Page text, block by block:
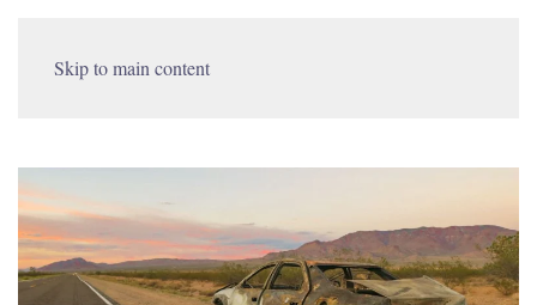
Skip to main content